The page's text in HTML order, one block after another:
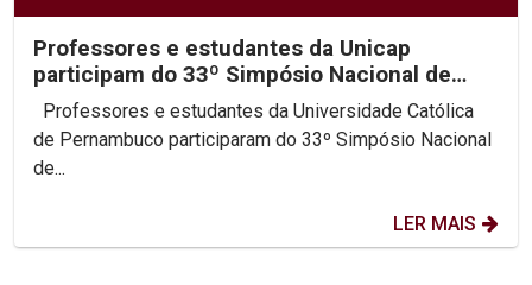
Professores e estudantes da Unicap
participam do 33º Simpósio Nacional de
História da ANPUH
de Pernambuco participaram do 33º Simpósio Nacional
de...
LER MAIS